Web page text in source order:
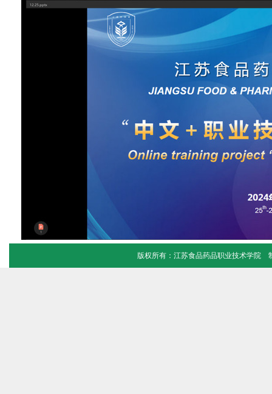
版权所有：江苏食品药品职业技术学院